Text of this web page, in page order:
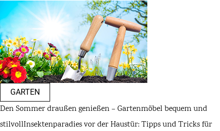
GARTEN
Den Sommer draußen genießen – Gartenmöbel bequem und
stilvollInsektenparadies vor der Haustür: Tipps und Tricks für